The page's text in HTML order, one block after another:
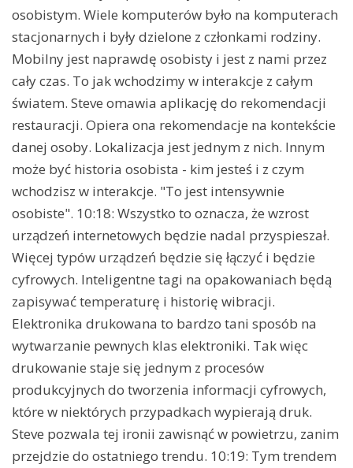
osobistym. Wiele komputerów było na komputerach
stacjonarnych i były dzielone z członkami rodziny.
Mobilny jest naprawdę osobisty i jest z nami przez
cały czas. To jak wchodzimy w interakcje z całym
światem. Steve omawia aplikację do rekomendacji
restauracji. Opiera ona rekomendacje na kontekście
danej osoby. Lokalizacja jest jednym z nich. Innym
może być historia osobista - kim jesteś i z czym
wchodzisz w interakcje. "To jest intensywnie
osobiste". 10:18: Wszystko to oznacza, że wzrost
urządzeń internetowych będzie nadal przyspieszał.
Więcej typów urządzeń będzie się łączyć i będzie
cyfrowych. Inteligentne tagi na opakowaniach będą
zapisywać temperaturę i historię wibracji.
Elektronika drukowana to bardzo tani sposób na
wytwarzanie pewnych klas elektroniki. Tak więc
drukowanie staje się jednym z procesów
produkcyjnych do tworzenia informacji cyfrowych,
które w niektórych przypadkach wypierają druk.
Steve pozwala tej ironii zawisnąć w powietrzu, zanim
przejdzie do ostatniego trendu. 10:19: Tym trendem